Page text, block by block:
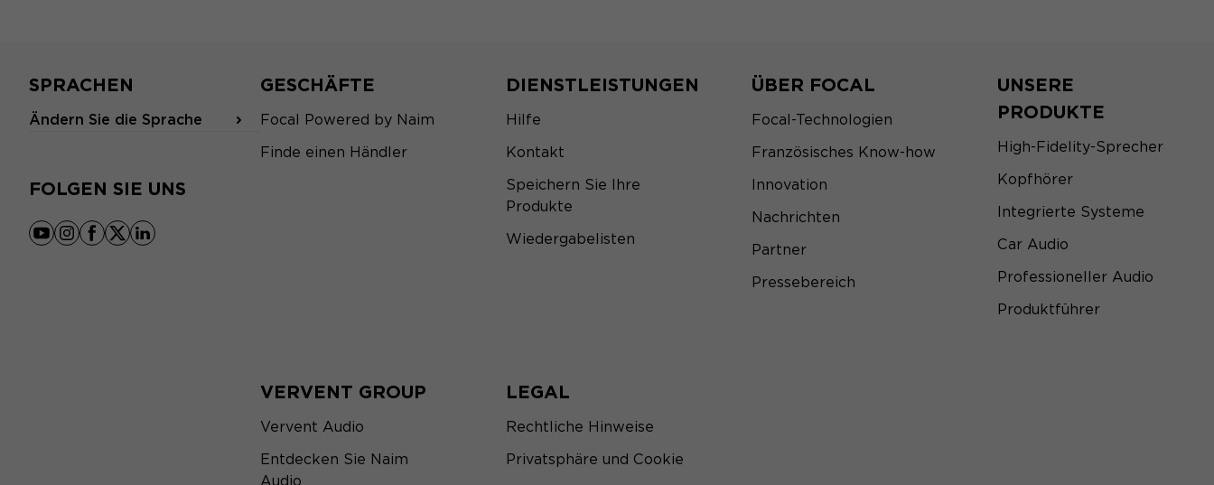
SPRACHEN
Ändern Sie die Sprache
FOLGEN SIE UNS
youtube
instagram
facebook
x linkedin
GESCHÄFTE
Focal Powered by Naim
Finde einen Händler
DIENSTLEISTUNGEN
Hilfe
Kontakt
Speichern Sie Ihre
Produkte
Wiedergabelisten
ÜBER FOCAL
Focal-Technologien
Französisches Know-how
Innovation
Nachrichten
Partner
Pressebereich
UNSERE
PRODUKTE
High-Fidelity-Sprecher
Kopfhörer
Integrierte Systeme
Car Audio
Professioneller Audio
Produktführer
VERVENT GROUP
Vervent Audio
Entdecken Sie Naim
Audio
LEGAL
Rechtliche Hinweise
Privatsphäre und Cookie